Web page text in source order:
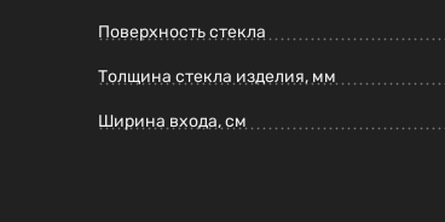
Поверхность стекла
Толщина стекла изделия, мм
Ширина входа, см